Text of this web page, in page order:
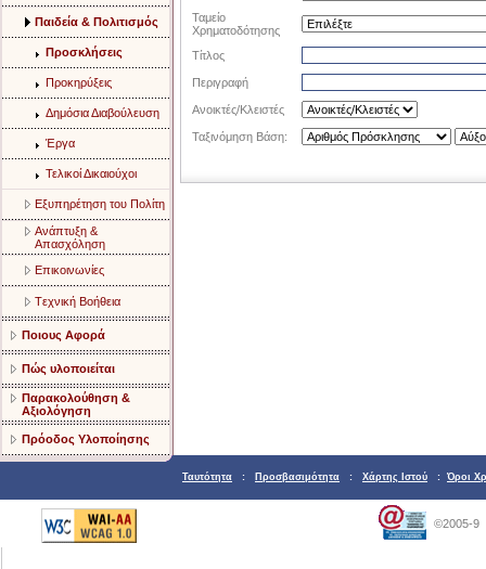
Παιδεία & Πολιτισμός
Προσκλήσεις
Προκηρύξεις
Δημόσια Διαβούλευση
Έργα
Τελικοί Δικαιούχοι
Eξυπηρέτηση του Πολίτη
Aνάπτυξη &
Aπασχόληση
Eπικοινωνίες
Tεχνική Bοήθεια
Ποιους Αφορά
Πώς υλοποιείται
Παρακολούθηση &
Αξιολόγηση
Πρόοδος Υλοποίησης
Ταμείο
Χρηματοδότησης
Τίτλος
Περιγραφή
Ανοικτές/Κλειστές
Ταξινόμηση Βάση:
Ταυτότητα : Προσβασιμότητα : Χάρτης Ιστού : Όροι
©2005-9